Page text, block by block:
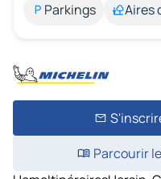
Parkings
Aires
Parcourir